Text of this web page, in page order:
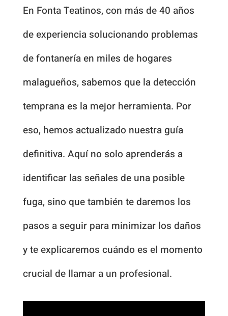
En Fonta Teatinos, con más de 40 años
de experiencia solucionando problemas
de fontanería en miles de hogares
malagueños, sabemos que la detección
temprana es la mejor herramienta. Por
eso, hemos actualizado nuestra guía
definitiva. Aquí no solo aprenderás a
identificar las señales de una posible
fuga, sino que también te daremos los
pasos a seguir para minimizar los daños
y te explicaremos cuándo es el momento
crucial de llamar a un profesional.